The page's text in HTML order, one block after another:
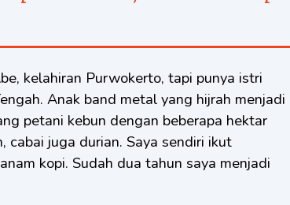
Anak band metal yang hijrah menjadi
petani kebun dengan beberapa hektar
cabai juga durian. Saya sendiri ikut
kopi. Sudah dua tahun saya menjadi